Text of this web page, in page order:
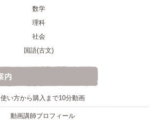
数学
理科
社会
国語(古文)
使い方から購入まで10分動画
動画講師プロフィール